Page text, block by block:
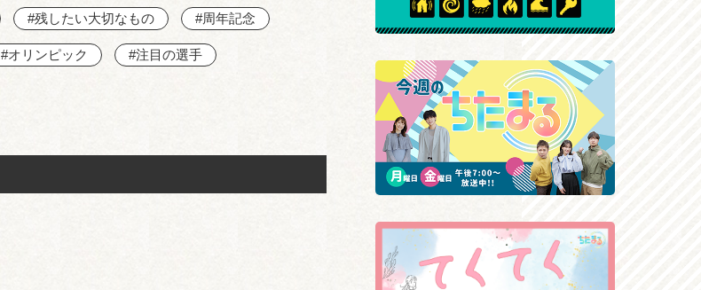
#残したい大切なもの #周年記念
#オリンピック #注目の選手